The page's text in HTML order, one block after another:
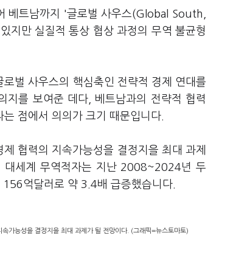
베트남까지 '글로벌 사우스(Global South,
지만 실질적 통상 협상 과정의 무역 불균형
벌 사우스의 핵심축인 전략적 경제 연대를
지를 보여준 데다, 베트남과의 전략적 협력
점에서 의의가 크기 때문입니다.
협력의 지속가능성을 결정지을 최대 과제
대세계 무역적자는 지난 2008~2024년 두
억달러로 약 3.4배 급증했습니다.
가능성을 결정지을 최대 과제가 될 전망이다. (그래픽=뉴스토마토)